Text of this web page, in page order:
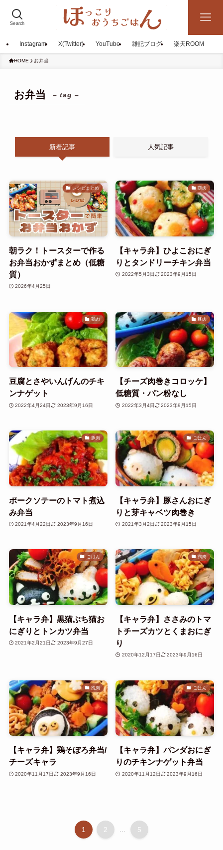
Search
Instagram X(Twitter) YouTube 雑記ブログ 楽天ROOM
HOME お弁当
お弁当 – tag –
新着記事 人気記事
レシピまとめ
朝ラク！トースターで作る
お弁当おかずまとめ（低糖
質）
2026年4月25日
鶏肉
【キャラ弁】ひよこおにぎ
りとタンドリーチキン弁当
2022年5月3日 2023年9月15日
鶏肉
豆腐とさやいんげんのチキ
ンナゲット
2022年4月24日 2023年9月16日
豚肉
【チーズ肉巻きコロッケ】
低糖質・パン粉なし
2022年3月4日 2023年9月15日
豚肉
ポークソテーのトマト煮込
み弁当
2021年4月22日 2023年9月16日
ごはん
【キャラ弁】豚さんおにぎ
りと芽キャベツ肉巻き
2021年3月2日 2023年9月15日
ごはん
【キャラ弁】黒猫ぶち猫お
にぎりとトンカツ弁当
2021年2月21日 2023年9月27日
鶏肉
【キャラ弁】ささみのトマ
トチーズカツとくまおにぎ
り
2020年12月17日 2023年9月16日
挽肉
【キャラ弁】鶏そぼろ弁当/
チーズキャラ
2020年11月17日 2023年9月16日
ごはん
【キャラ弁】パンダおにぎ
りのチキンナゲット弁当
2020年11月12日 2023年9月16日
1 2 ... 5